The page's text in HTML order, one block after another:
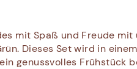
mit Spaß und Freude
Dieses Set wird in
genussvolles Frühstück